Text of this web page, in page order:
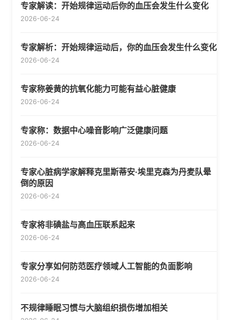
专家解读：开始规律运动后你的血压会发生什么变化
2026-06-24
专家解析：开始规律运动后，你的血压会发生什么变化
2026-06-24
专家称姜黄的抗氧化能力可能有益心脏健康
2026-06-24
专家称：数据中心噪音影响广泛健康问题
2026-06-24
专家心脏病学家解释克里斯蒂安·埃里克森为丹麦队晕
倒的原因
2026-06-24
专家将非碘盐与高血压联系起来
2026-06-24
专家分享如何防范医疗领域人工智能的负面影响
2026-06-24
不规律睡眠习惯与大脑组织损伤增加相关